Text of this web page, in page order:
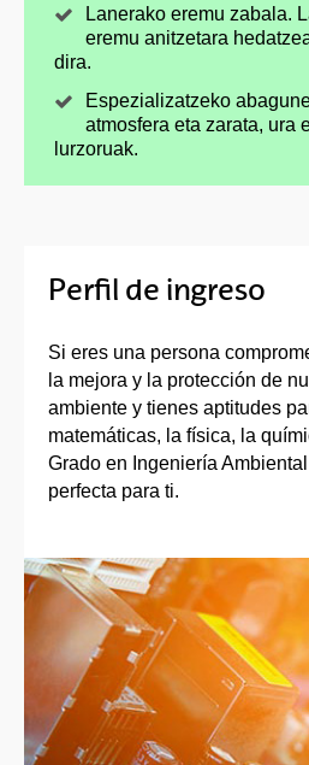
Lanerako eremu zabala.
eremu anitzetara
dira.
Espezializatzeko
atmosfera eta zarata, ura
lurzoruak.
Perfil de ingreso
Si eres una persona
la mejora y la protección de
ambiente y tienes aptitudes
matemáticas, la física, la
Grado en Ingeniería
perfecta para ti.